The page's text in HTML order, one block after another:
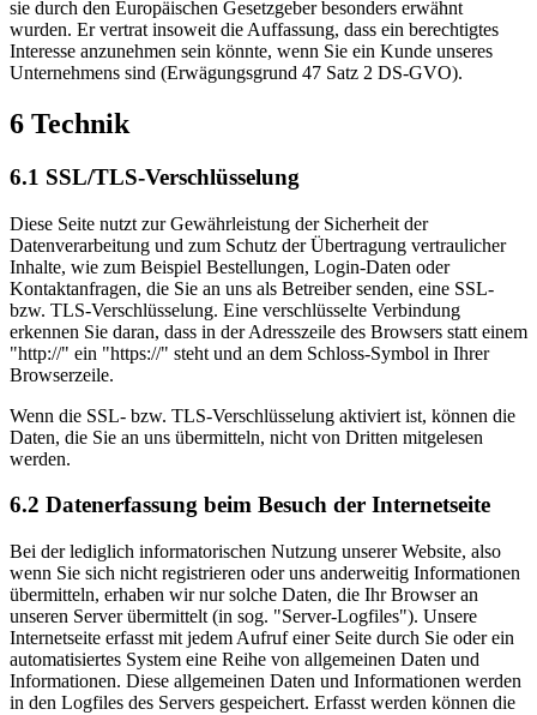
sie durch den Europäischen Gesetzgeber besonders erwähnt
wurden. Er vertrat insoweit die Auffassung, dass ein berechtigtes
Interesse anzunehmen sein könnte, wenn Sie ein Kunde unseres
Unternehmens sind (Erwägungsgrund 47 Satz 2 DS-GVO).
6 Technik
6.1 SSL/TLS-Verschlüsselung
Diese Seite nutzt zur Gewährleistung der Sicherheit der
Datenverarbeitung und zum Schutz der Übertragung vertraulicher
Inhalte, wie zum Beispiel Bestellungen, Login-Daten oder
Kontaktanfragen, die Sie an uns als Betreiber senden, eine SSL-
bzw. TLS-Verschlüsselung. Eine verschlüsselte Verbindung
erkennen Sie daran, dass in der Adresszeile des Browsers statt einem
"http://" ein "https://" steht und an dem Schloss-Symbol in Ihrer
Browserzeile.
Wenn die SSL- bzw. TLS-Verschlüsselung aktiviert ist, können die
Daten, die Sie an uns übermitteln, nicht von Dritten mitgelesen
werden.
6.2 Datenerfassung beim Besuch der Internetseite
Bei der lediglich informatorischen Nutzung unserer Website, also
wenn Sie sich nicht registrieren oder uns anderweitig Informationen
übermitteln, erhaben wir nur solche Daten, die Ihr Browser an
unseren Server übermittelt (in sog. "Server-Logfiles"). Unsere
Internetseite erfasst mit jedem Aufruf einer Seite durch Sie oder ein
automatisiertes System eine Reihe von allgemeinen Daten und
Informationen. Diese allgemeinen Daten und Informationen werden
in den Logfiles des Servers gespeichert. Erfasst werden können die